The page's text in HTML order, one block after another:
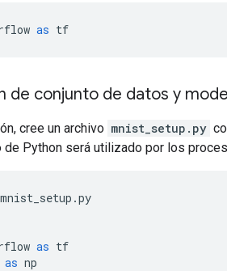
as tf
de conjunto de datos y
cree un archivo mnist_setup.py
de Python será utilizado por los
.py
as tf
as np